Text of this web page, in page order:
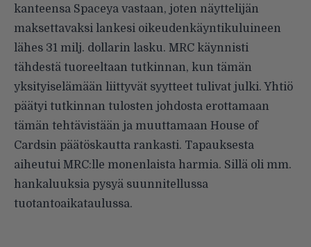
kanteensa Spaceya vastaan, joten näyttelijän
maksettavaksi lankesi oikeudenkäyntikuluineen
lähes 31 milj. dollarin lasku. MRC käynnisti
tähdestä tuoreeltaan tutkinnan, kun tämän
yksityiselämään liittyvät syytteet tulivat julki. Yhtiö
päätyi tutkinnan tulosten johdosta erottamaan
tämän tehtävistään ja muuttamaan House of
Cardsin päätöskautta rankasti. Tapauksesta
aiheutui MRC:lle monenlaista harmia. Sillä oli mm.
hankaluuksia pysyä suunnitellussa
tuotantoaikataulussa.